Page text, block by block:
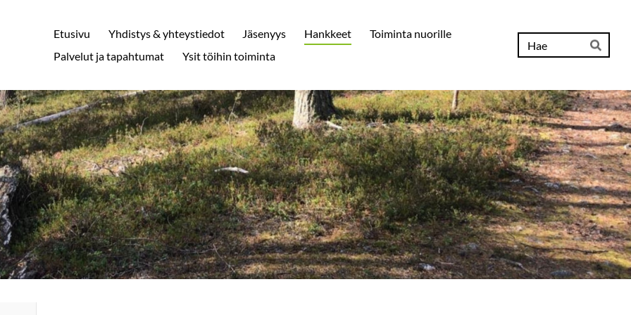
Etusivu Yhdistys & yhteystiedot Jäsenyys Hankkeet
Toiminta nuorille
Palvelut ja tapahtumat
Ysit töihin toiminta Hae